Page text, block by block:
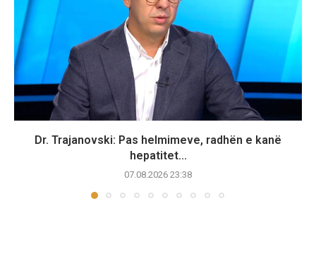
Dr. Trajanovski: Pas helmimeve, radhën e kanë
hepatitet...
07.08.2026 23:38